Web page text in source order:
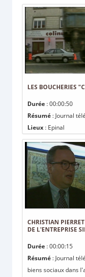
LES BOUCHERIES
Durée : 00:00:50
Résumé : Journal
Lieux : Epinal
CHRISTIAN
DE L'ENTREPRISE
Durée : 00:00:15
Résumé : Journal
biens sociaux dans